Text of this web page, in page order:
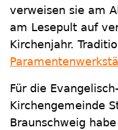
verweisen sie am
am Lesepult auf
Kirchenjahr.
Für die
Kirchengemeinde
Braunschweig